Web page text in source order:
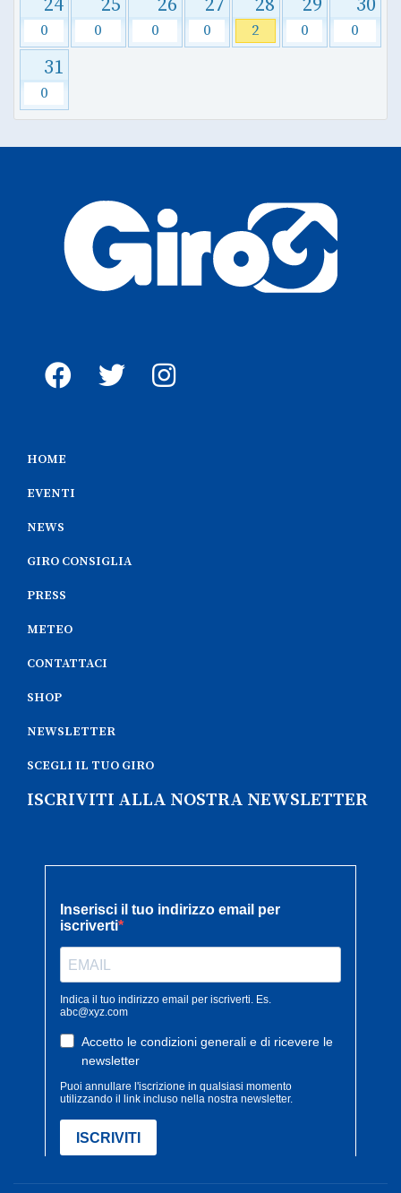
24
0
25
0
26
0
27
0
28
2
29
0
30
0
31
0
HOME
EVENTI
NEWS
GIRO CONSIGLIA
PRESS
METEO
CONTATTACI
SHOP
NEWSLETTER
SCEGLI IL TUO GIRO
ISCRIVITI ALLA NOSTRA NEWSLETTER